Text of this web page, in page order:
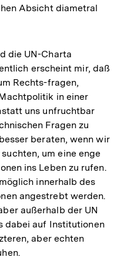
Absicht diametral
die UN-Charta
erscheint mir, daß
Rechts-fragen,
in einer
uns unfruchtbar
Fragen zu
beraten, wenn wir
um eine enge
ins Leben zu rufen.
innerhalb des
angestrebt werden.
außerhalb der UN
dabei auf Institutionen
aber echten